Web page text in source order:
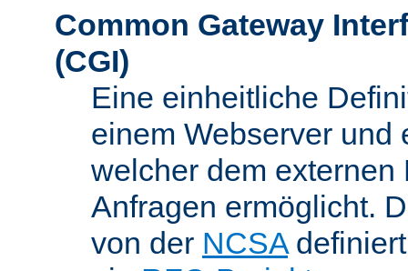
Common Gateway
(CGI)
Eine einheitliche
einem Webserver und
welcher dem
Anfragen ermöglicht.
von der NCSA